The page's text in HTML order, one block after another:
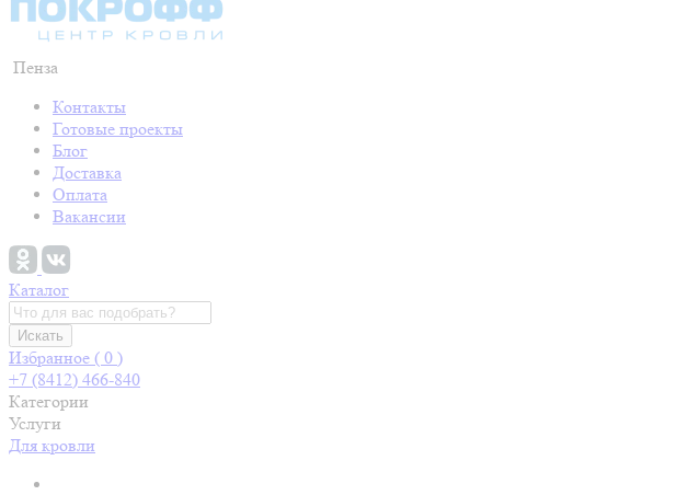
Пенза
Контакты
Готовые проекты
Блог
Доставка
Оплата
Вакансии
Каталог
Искать
Избранное ( 0 )
+7 (8412) 466-840
Категории
Услуги
Для кровли